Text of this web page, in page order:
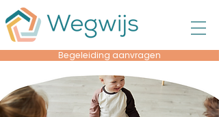
Begeleiding aanvragen